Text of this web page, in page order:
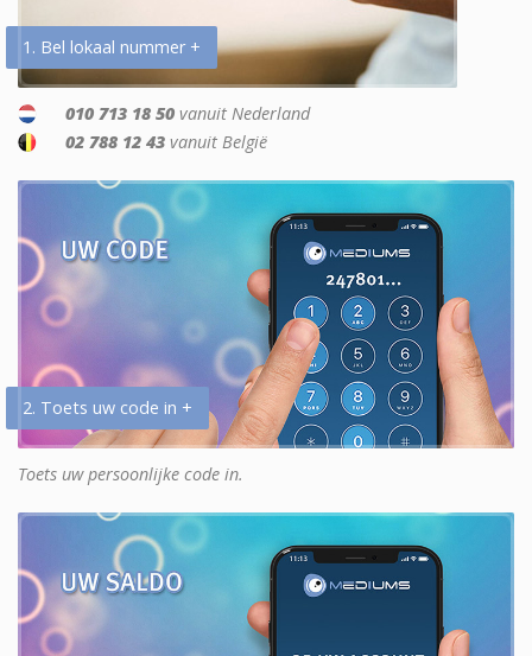
1. Bel lokaal nummer +
010 713 18 50 vanuit Nederland
02 788 12 43 vanuit België
2. Toets uw code in +
Toets uw persoonlijke code in.